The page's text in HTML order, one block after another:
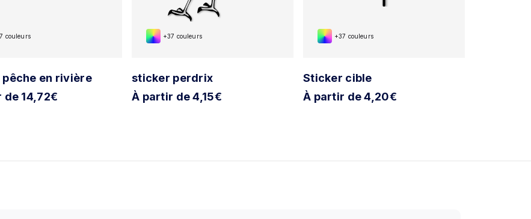
couleurs
en rivière
14,72€
+37 couleurs
sticker perdrix
À partir de 4,15€
+37 couleurs
Sticker cible
À partir de 4,20€